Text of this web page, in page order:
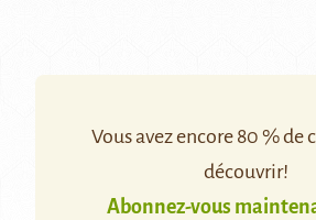
Vous avez encore 80 % de
découvrir!
Abonnez-vous